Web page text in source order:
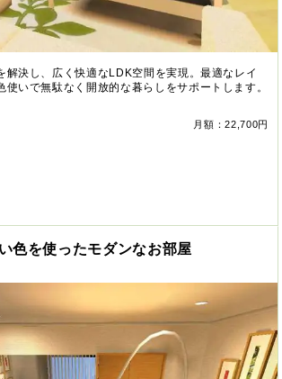
解決し、広く快適なLDK空間を実現。最適なレイ
使いで無駄なく開放的な暮らしをサポートします。
月額：22,700円
色を使ったモダンなお部屋